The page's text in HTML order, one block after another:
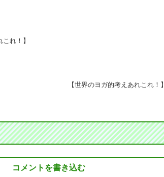
れ！】
【世界のヨガ的考えあれこれ！】
コメントを書き込む